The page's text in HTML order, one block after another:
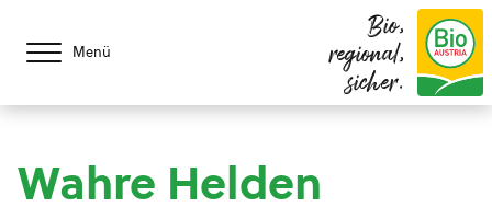
Menü
Bio,
regional,
sicher.
Wahre Helden